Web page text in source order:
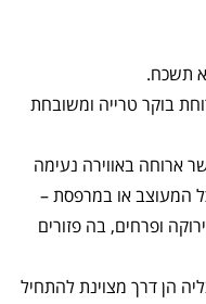
תשכח.
בוקר טרייה ומשובחת
ארוחה באווירה נעימה
המעוצב או במרפסת –
ופרחים, בה פזורים
הן דרך מצוינת להתחיל